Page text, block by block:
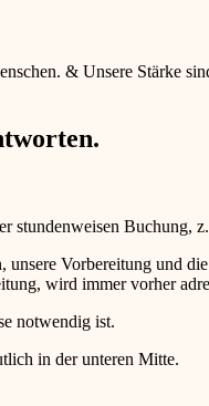
& Unsere Stärke
Buchung,
Vorbereitung und
wird immer vorher
notwendig ist.
in der unteren Mitte.